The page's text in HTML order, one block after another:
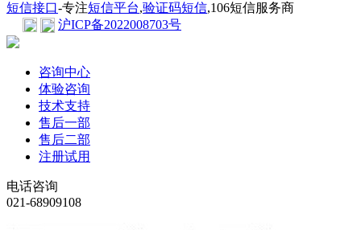
短信接口-专注短信平台,验证码短信,106短信服务商
沪ICP备2022008703号
咨询中心
体验咨询
技术支持
售后一部
售后二部
注册试用
电话咨询
021-68909108